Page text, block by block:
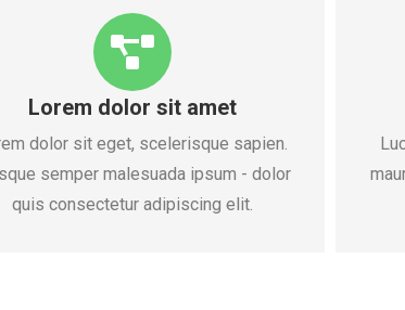
Lorem dolor sit amet
dolor sit eget, scelerisque sapien.
semper malesuada ipsum - dolor
quis consectetur adipiscing elit.